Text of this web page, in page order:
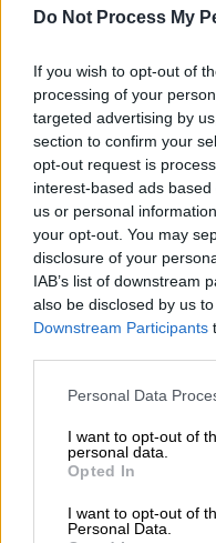
Do Not Process My
If you wish to opt-out of
processing of your
targeted advertising by
section to confirm your
opt-out request is
interest-based ads
us or personal
your opt-out. You may
disclosure of your
IAB’s list of downstream
also be disclosed by us
Downstream Participants
Please note that this
not limited to your visit or
grant or deny consent to
use your data for below
consent section.
Personal Data
I want to opt-out of
personal data.
Opted In
I want to opt-out of
Personal Data.
Συνελήφθη εκ
Ρεθύμνου –
αποφυλάκισης
Συνελήφθη εκ
Ρεθύμνου –
αποφυλάκισης
Ο Νίκος
καταδικάστηκε
κάθειρξης (με
αποφυλακίστηκε
εκτίοντας 8,5
(κάνοντας χρήση
φυλακών).